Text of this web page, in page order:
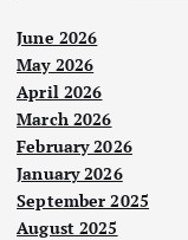
June 2026
May 2026
April 2026
March 2026
February 2026
January 2026
September 2025
August 2025